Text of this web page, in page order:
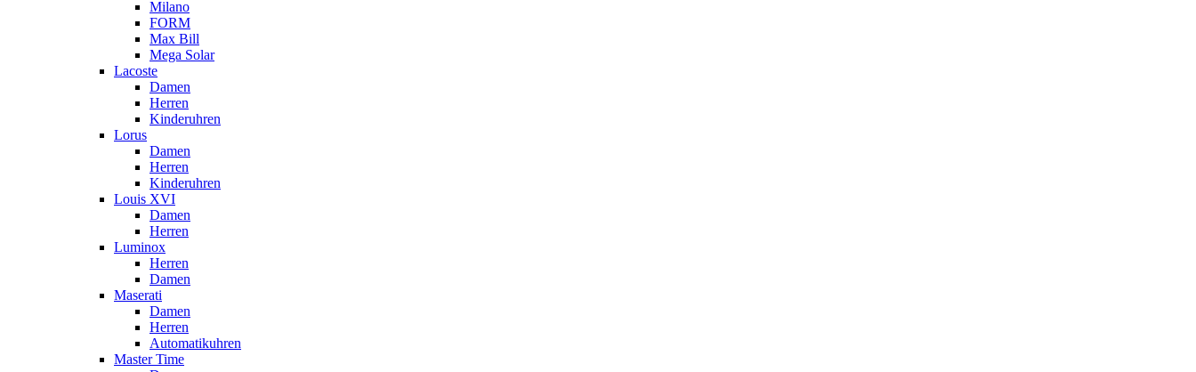
Milano
FORM
Max Bill
Mega Solar
Lacoste
Damen
Herren
Kinderuhren
Lorus
Damen
Herren
Kinderuhren
Louis XVI
Damen
Herren
Luminox
Herren
Damen
Maserati
Damen
Herren
Automatikuhren
Master Time